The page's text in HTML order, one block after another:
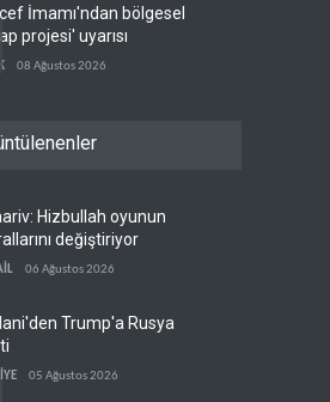
İmamı'ndan bölgesel
projesi' uyarısı
08 Ağustos 2026
neden çöktü?
Arabistan, kendisini
sonrası Körfez'e
08 Ağustos 2026
Hizbullah oyunun
değiştiriyor
06 Ağustos 2026
Trump'a Rusya
05 Ağustos 2026